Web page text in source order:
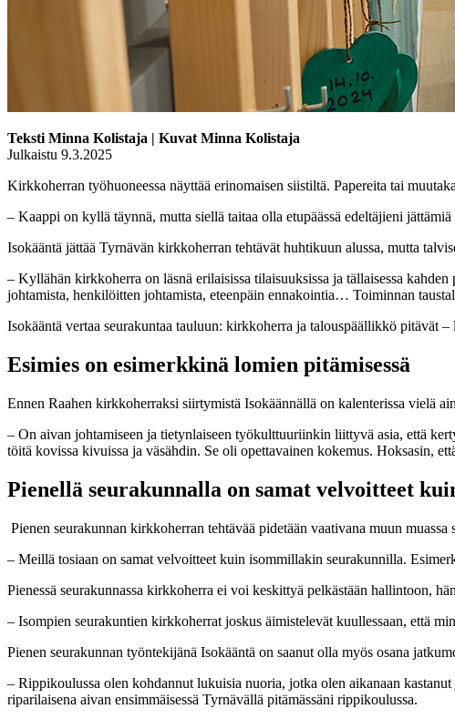
Teksti Minna Kolistaja | Kuvat Minna Kolistaja
Julkaistu 9.3.2025
Kirkkoherran työhuoneessa näyttää erinomaisen siistiltä. Papereita tai
– Kaappi on kyllä täynnä, mutta siellä taitaa olla etupäässä edeltäjieni jättämiä
Isokääntä jättää Tyrnävän kirkkoherran tehtävät huhtikuun alussa, mutta
– Kyllähän kirkkoherra on läsnä erilaisissa tilaisuuksissa ja tällaisessa
johtamista, henkilöitten johtamista, eteenpäin ennakointia… Toiminnan
Isokääntä vertaa seurakuntaa tauluun: kirkkoherra ja talouspäällikkö pitävät
Esimies on esimerkkinä lomien pitämisessä
Ennen Raahen kirkkoherraksi siirtymistä Isokäännällä on kalenterissa vielä
– On aivan johtamiseen ja tietynlaiseen työkulttuuriinkin liittyvä asia, että
töitä kovissa kivuissa ja väsähdin. Se oli opettavainen kokemus. Hoksasin,
Pienellä seurakunnalla on samat velvoitteet
Pienen seurakunnan kirkkoherran tehtävää pidetään vaativana muun
– Meillä tosiaan on samat velvoitteet kuin isommillakin seurakunnilla.
Pienessä seurakunnassa kirkkoherra ei voi keskittyä pelkästään hallintoon,
– Isompien seurakuntien kirkkoherrat joskus äimistelevät kuullessaan, että
Pienen seurakunnan työntekijänä Isokääntä on saanut olla myös osana
– Rippikoulussa olen kohdannut lukuisia nuoria, jotka olen aikanaan
riparilaisena aivan ensimmäisessä Tyrnävällä pitämässäni rippikoulussa.